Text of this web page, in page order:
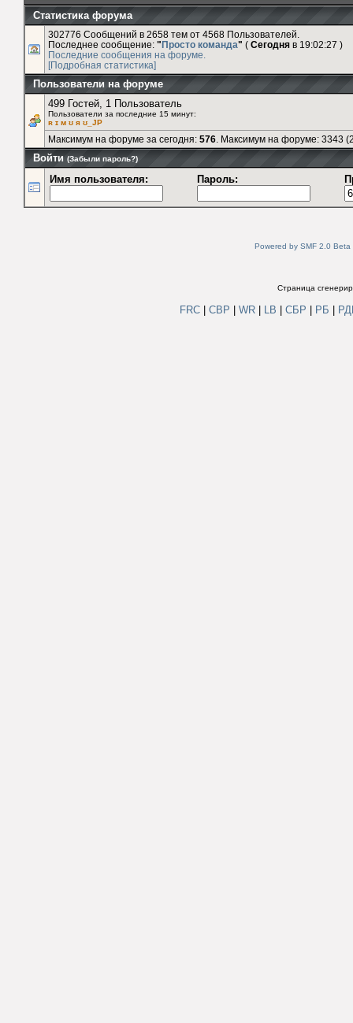
Статистика форума
302776 Сообщений в 2658 тем от 4568 Пользователей.
Последнее сообщение: "Просто команда" ( Сегодня в 19:02:27 )
Последние сообщения на форуме.
[Подробная статистика]
Пользователи на форуме
499 Гостей, 1 Пользователь
Пользователи за последние 15 минут:
ʀ ɪ м ʊ я ʊ_JP
Максимум на форуме за сегодня: 576 . Максимум на форуме: 3343
Войти(Забыли пароль?)
Имя пользователя: Пароль:
Powered by SMF 2.0 Beta
Страница
FRC | СВР | WR | LB | СБР | РБ |